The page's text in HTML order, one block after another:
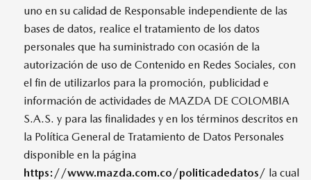
uno en su calidad de Responsable independiente de las
bases de datos, realice el tratamiento de los datos
personales que ha suministrado con ocasión de la
autorización de uso de Contenido en Redes Sociales, con
el fin de utilizarlos para la promoción, publicidad e
información de actividades de MAZDA DE COLOMBIA
S.A.S. y para las finalidades y en los términos descritos en
la Política General de Tratamiento de Datos Personales
disponible en la página
https://www.mazda.com.co/politicadedatos/ la cual